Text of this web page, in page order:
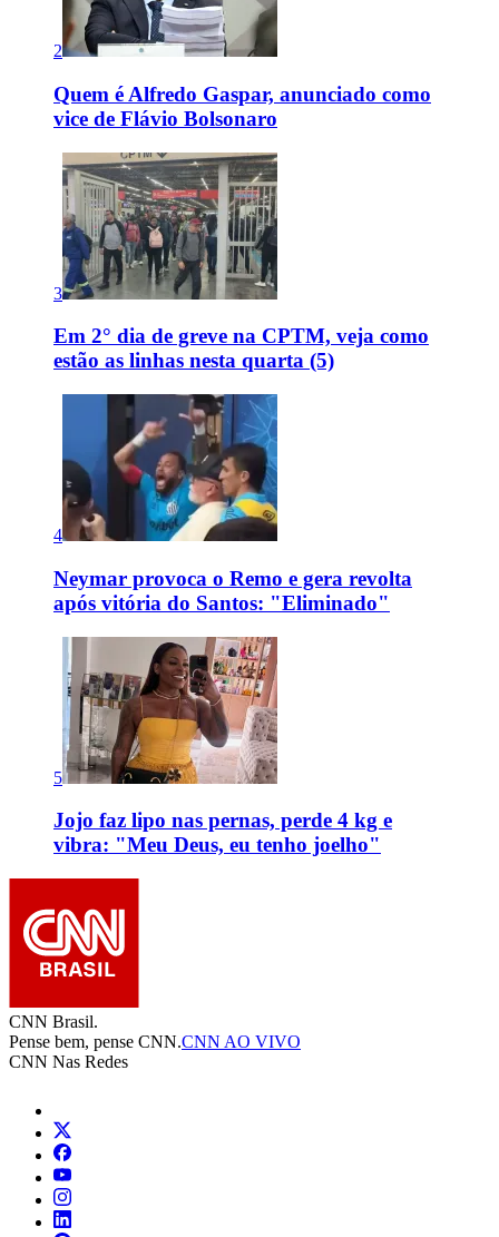
2
Quem é Alfredo Gaspar, anunciado como
vice de Flávio Bolsonaro
3
Em 2° dia de greve na CPTM, veja como
estão as linhas nesta quarta (5)
4
Neymar provoca o Remo e gera revolta
após vitória do Santos: "Eliminado"
5
Jojo faz lipo nas pernas, perde 4 kg e
vibra: "Meu Deus, eu tenho joelho"
CNN Brasil.
Pense bem, pense CNN.CNN AO VIVO
CNN Nas Redes